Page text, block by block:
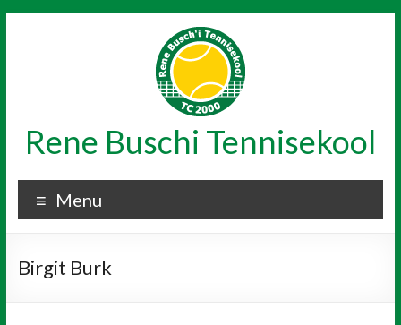
Rene Buschi Tennisekool
Menu
Birgit Burk